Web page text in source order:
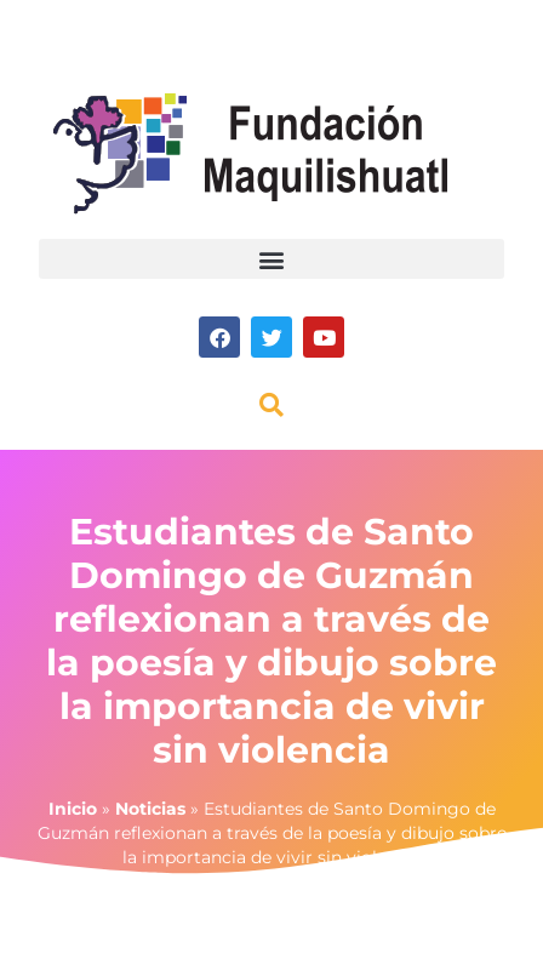
Estudiantes de Santo
Domingo de Guzmán
reflexionan a través de
la poesía y dibujo sobre
la importancia de vivir
sin violencia
Inicio» Noticias» Estudiantes de Santo Domingo de
Guzmán reflexionan a través de la poesía y dibujo sobre
la importancia de vivir sin violencia